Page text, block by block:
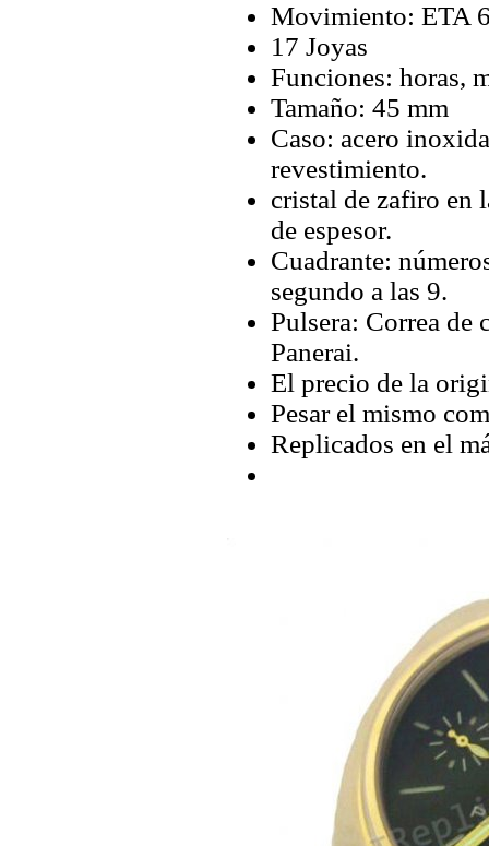
Movimiento: ETA
17 Joyas
Funciones: horas,
Tamaño: 45 mm
Caso: acero
revestimiento.
cristal de zafiro en
de espesor.
Cuadrante:
segundo a las 9.
Pulsera: Correa de
Panerai.
El precio de la
Pesar el mismo
Replicados en el